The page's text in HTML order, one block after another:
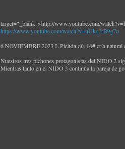
target="_blank">http://www.youtube.com/
https://www.youtube.com/watch?v=hUkqJrB9g7o
6 NOVIEMBRE 2023 L Pichón día 16# cría
Nuestros tres pichones protagonistas del NIDO 2
Mientras tanto en el NIDO 3 continúa la pareja de